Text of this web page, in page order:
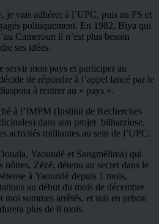
je vais adhérer à l’UPC, puis au PS et
politiquement. En 1982, Biya qui
Cameroun il n’est plus besoin
ses idées.
servir mon pays et participer au
de répondre à l’appel lancé par le
à rentrer au « pays ».
à l’IMPM (Institut de Recherches
dans son projet bilharziose.
activités militantes au sein de l’UPC.
Yaoundé et Sangmélima) qui
nôtres, Zézé, détenu au secret dans le
à Yaoundé depuis 1 mois,
au début du mois de décembre
moi sommes arrêtés, et mis en prison
plus de 8 mois.